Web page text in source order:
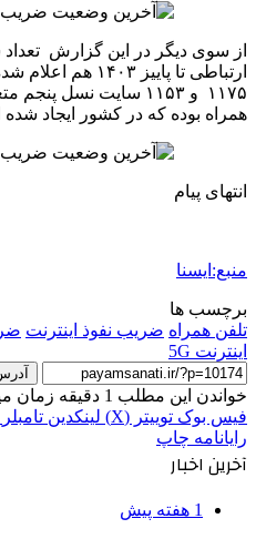
ارتباطی تا پاییز
۱۱۷۵ و ۱۱۵۳ سایت نسل
همراه بوده که در کشور ایجاد
انتهای پیام
منبع:ایسنا
برچسب ها
تلفن همراه ضریب نفوذ اینترنت
اینترنت 5G
خواندن این مطلب 1 دقیقه زمان میبرد
فیس بوک توییتر (X) لینکدین ‫تامبلر
رایانامه چاپ
آخرین اخبار
1 هفته پیش